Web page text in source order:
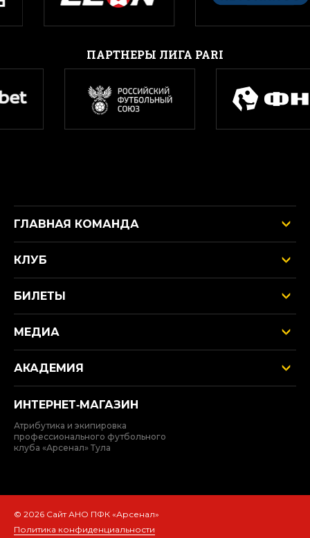
ПАРТНЕРЫ ЛИГА PARI
ГЛАВНАЯ КОМАНДА
КЛУБ
БИЛЕТЫ
МЕДИА
АКАДЕМИЯ
ИНТЕРНЕТ‑МАГАЗИН
Атрибутика и экипировка
профессионального футбольного
клуба «Арсенал» Тула
© 2026 Сайт АНО ПФК «Арсенал»
Политика конфиденциальности